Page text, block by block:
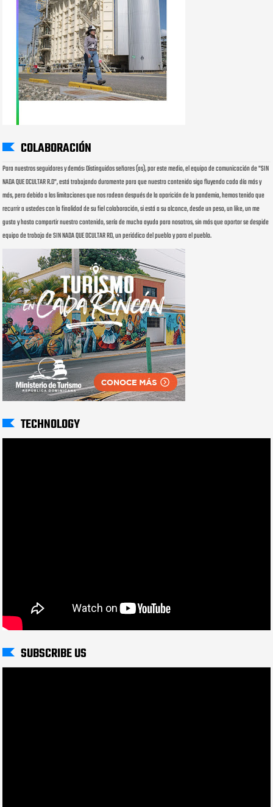
COLABORACIÓN
Para nuestros seguidores y demás: Distinguidos señores (as), por este medio, el equipo de comunicación de "SIN
NADA QUE OCULTAR R.D", está trabajando duramente para que nuestro contenido siga fluyendo cada día más y
más, pero debido a las limitaciones que nos rodean después de la aparición de la pandemia, hemos tenido que
recurrir a ustedes con la finalidad de su fiel colaboración, si está a su alcance, desde un peso, un like, un me
gusta y hasta compartir nuestro contenido, sería de mucha ayuda para nosotros, sin más que aportar se despide
equipo de trabajo de SIN NADA QUE OCULTAR RD, un periódico del pueblo y para el pueblo.
TECHNOLOGY
SUBSCRIBE US